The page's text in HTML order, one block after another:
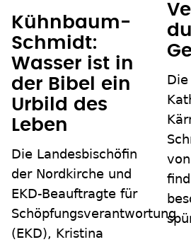
Kühnbaum-
Schmidt:
Wasser ist in
der Bibel ein
Urbild des
Leben
Die Landesbischöfin
der Nordkirche und
EKD-Beauftragte für
Schöpfungsverantwortung
(EKD), Kristina